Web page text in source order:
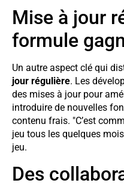
Mise à jour
formule
Un autre aspect clé qui
jour régulière. Les
des mises à jour pour
introduire de nouvelles
contenu frais. "C’est
jeu tous les quelques
jeu.
Des